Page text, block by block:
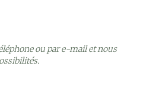
ou par e-mail et nous